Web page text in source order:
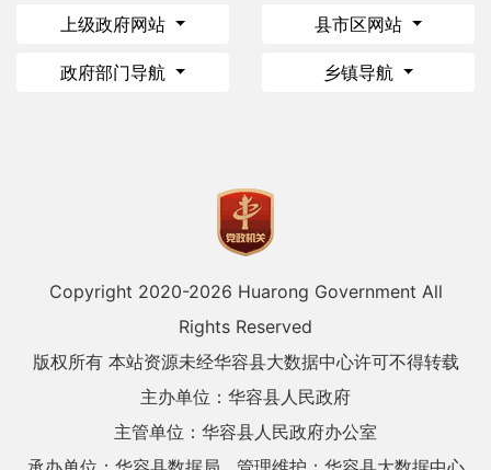
上级政府网站 县市区网站
政府部门导航 乡镇导航
Copyright 2020-2026 Huarong Government All
Rights Reserved
版权所有 本站资源未经华容县大数据中心许可不得转载
主办单位：华容县人民政府
主管单位：华容县人民政府办公室